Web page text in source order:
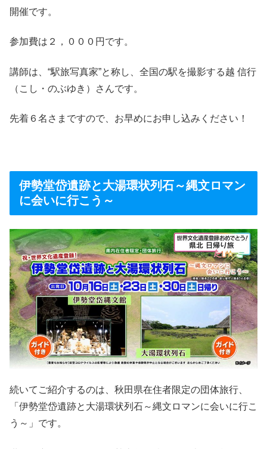
開催です。
参加費は２，０００円です。
講師は、“駅旅写真家”と称し、全国の駅を撮影する越 信行
（こし・のぶゆき）さんです。
先着６名さまですので、お早めにお申し込みください！
伊勢堂岱遺跡と大湯環状列石～縄文ロマン
に会いに行こう～
続いてご紹介するのは、秋田県在住者限定の団体旅行、
「伊勢堂岱遺跡と大湯環状列石～縄文ロマンに会いに行こ
う～」です。